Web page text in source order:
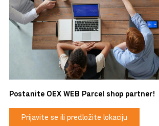
Postanite OEX WEB Parcel shop partner!
Prijavite se ili predložite lokaciju